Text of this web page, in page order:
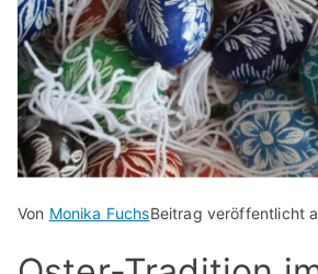
Von Monika FuchsBeitrag veröffentlicht